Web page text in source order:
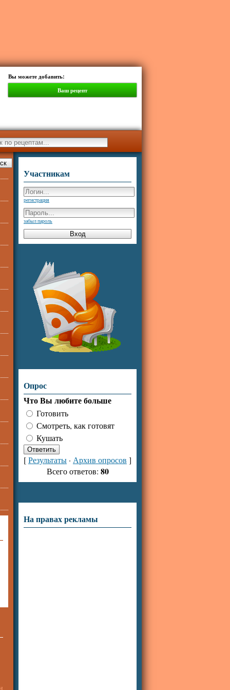
Вы можете добавить:
Ваш рецепт
Участникам
регистрация
забыл пароль
Опрос
Что Вы любите больше
Готовить
Смотреть, как готовят
Кушать
[Результаты · Архив опросов ]
Всего ответов: 80
На правах рекламы